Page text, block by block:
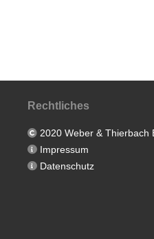
Rechtliches
2020 Weber & Thierbach
Impressum
Datenschutz